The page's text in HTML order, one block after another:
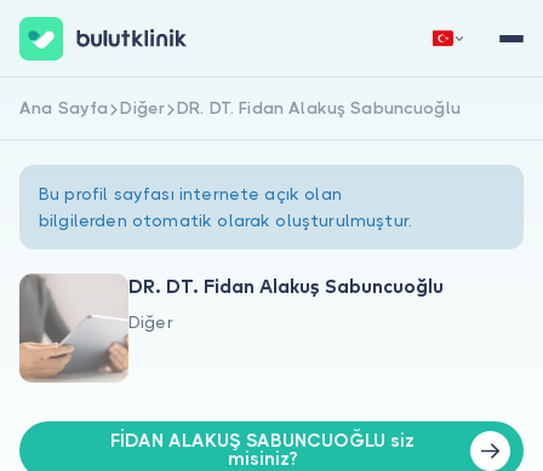
Hakkımızda
Doktorlar için
Hemen Kaydol Giriş Yap
Ana Sayfa Diğer DR. DT. Fidan Alakuş Sabuncuoğlu
Bu profil sayfası internete açık olan
bilgilerden otomatik olarak oluşturulmuştur.
DR. DT. Fidan Alakuş Sabuncuoğlu
Diğer
FİDAN ALAKUŞ SABUNCUOĞLU siz
misiniz?